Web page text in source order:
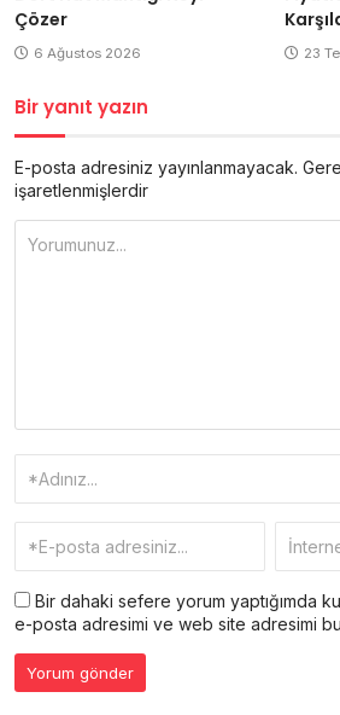
Çözer
6 Ağustos 2026 23
Bir yanıt yazın
E-posta adresiniz yayınlanmayacak.
işaretlenmişlerdir
Bir dahaki sefere yorum yaptığımda
e-posta adresimi ve web site adresimi